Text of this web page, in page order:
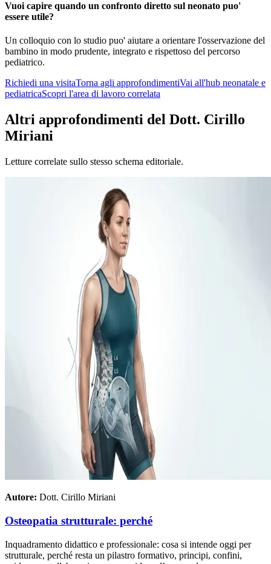
Vuoi capire quando un confronto diretto sul neonato puo'
essere utile?
Un colloquio con lo studio puo' aiutare a orientare l'osservazione del
bambino in modo prudente, integrato e rispettoso del percorso
pediatrico.
Richiedi una visitaTorna agli approfondimentiVai all'hub neonatale e
pediatricaScopri l'area di lavoro correlata
Altri approfondimenti del Dott. Cirillo
Miriani
Letture correlate sullo stesso schema editoriale.
Autore: Dott. Cirillo Miriani
Osteopatia strutturale: perché
Inquadramento didattico e professionale: cosa si intende oggi per
strutturale, perché resta un pilastro formativo, principi, confini,